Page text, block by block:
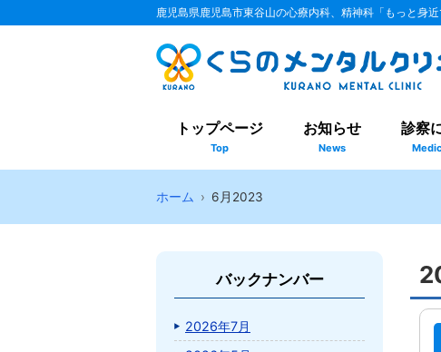
鹿児島県鹿児島市東谷山の心療内科、精神科「もっと身
トップページ
Top
お知らせ
News
診察
ホーム 6月2023
バックナンバー
2026年7月